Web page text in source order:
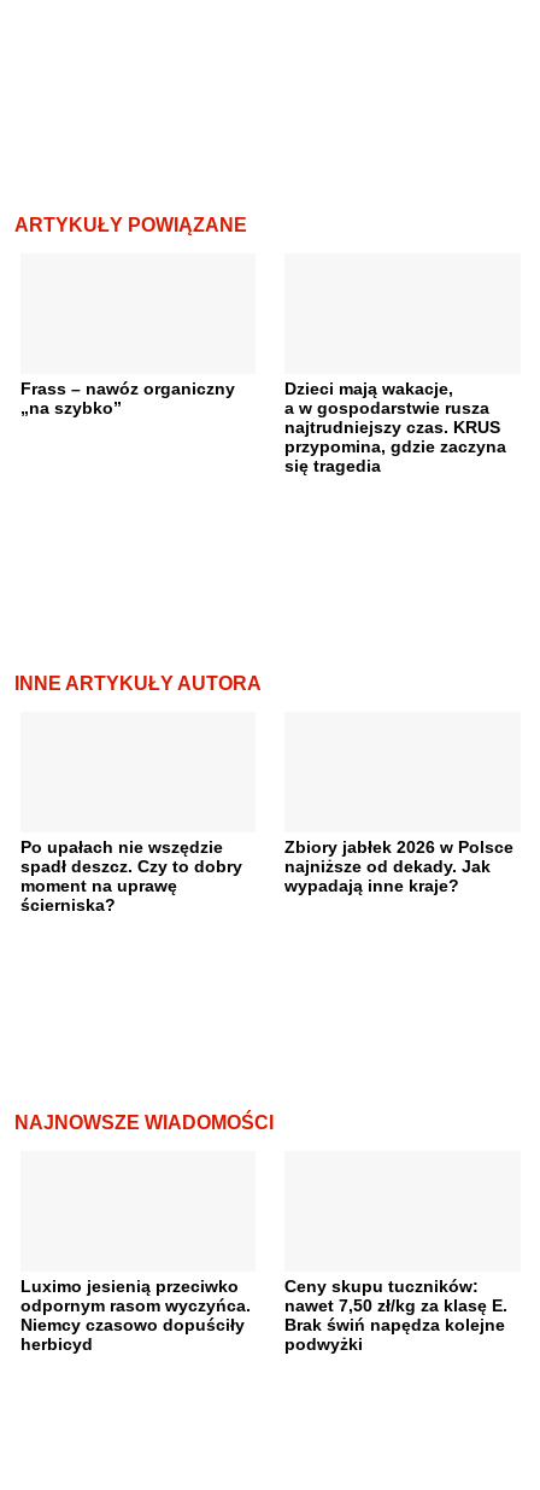
ARTYKUŁY POWIĄZANE
Frass – nawóz organiczny
„na szybko”
Dzieci mają wakacje,
a w gospodarstwie rusza
najtrudniejszy czas. KRUS
przypomina, gdzie zaczyna
się tragedia
INNE ARTYKUŁY AUTORA
Po upałach nie wszędzie
spadł deszcz. Czy to dobry
moment na uprawę
ścierniska?
Zbiory jabłek 2026 w Polsce
najniższe od dekady. Jak
wypadają inne kraje?
NAJNOWSZE WIADOMOŚCI
Luximo jesienią przeciwko
odpornym rasom wyczyńca.
Niemcy czasowo dopuściły
herbicyd
Ceny skupu tuczników:
nawet 7,50 zł/kg za klasę E.
Brak świń napędza kolejne
podwyżki